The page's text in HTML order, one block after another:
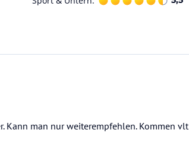
Kann man nur weiterempfehlen. Kommen vlt